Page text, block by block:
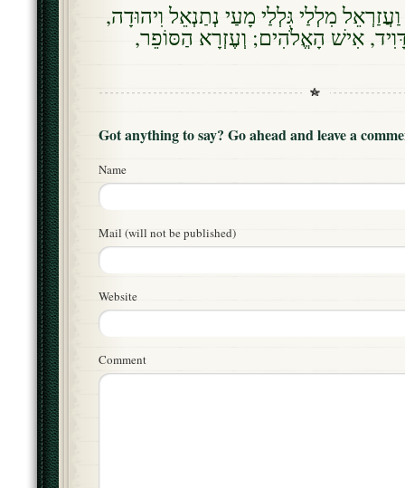
מִלְלַי גִּלְלַי מָעַי נְתַנְאֵל וִיהוּדָה,
אִישׁ הָאֱלֹהִים; וְעֶזְרָא הַסּוֹפֵר,
Got anything to say? Go ahead and leave a
Name
Mail (will not be published)
Website
Comment